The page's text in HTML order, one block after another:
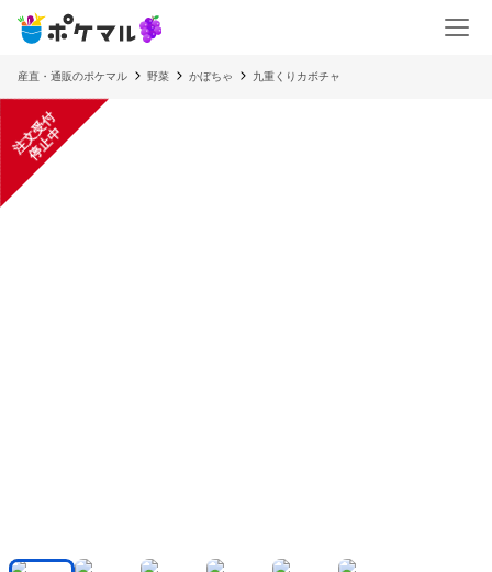
産直・通販のポケマル 野菜 かぼちゃ 九重くりカボチャ
注
文
受
付
停
止
中